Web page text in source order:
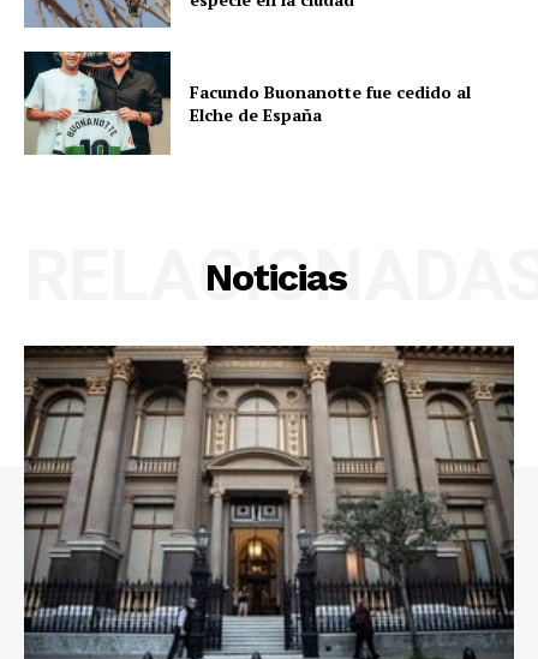
Facundo Buonanotte fue cedido al
Elche de España
Noticias